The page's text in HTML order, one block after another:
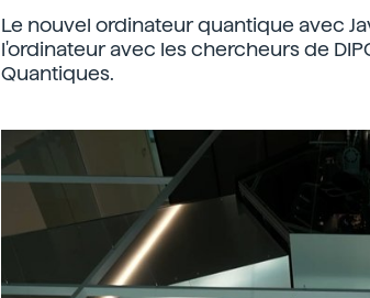
Le nouvel ordinateur quantique avec
l'ordinateur avec les chercheurs de
Quantiques.